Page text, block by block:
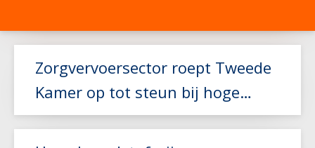
Zorgvervoersector roept Tweede
Kamer op tot steun bij hoge
brandstofkosten